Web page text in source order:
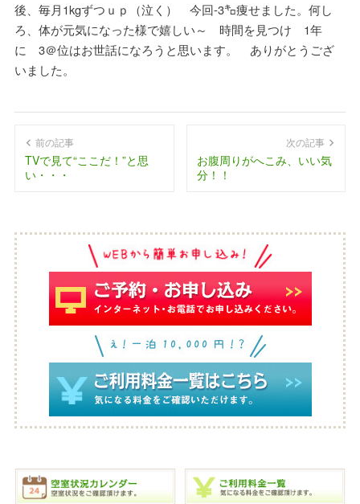
後、毎月1kgずつｕｐ（泣く） 今回-3㌔痩せました。何し
ろ、体が元気になった様で嬉しい～ 時間を見つけ 1年
に 3＠位はお世話になろうと思います。 ありがとうござ
いました。
前の記事
TVで見て“ここだ！”と思
い・・・
次の記事
お腹周りがへこみ、いい気
分！！